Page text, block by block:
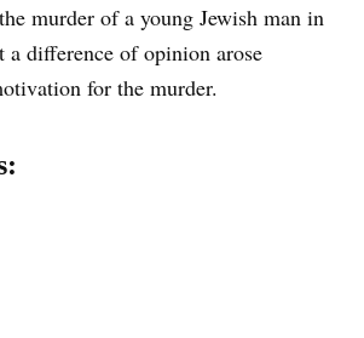
murder of a young Jewish man in
a difference of opinion arose
for the murder.